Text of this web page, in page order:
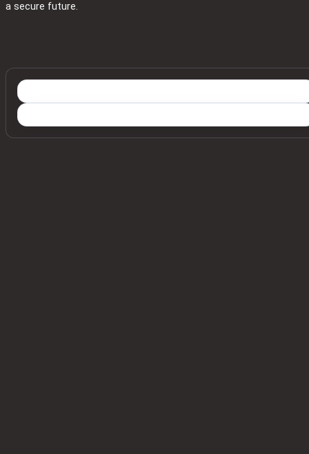
a secure future.